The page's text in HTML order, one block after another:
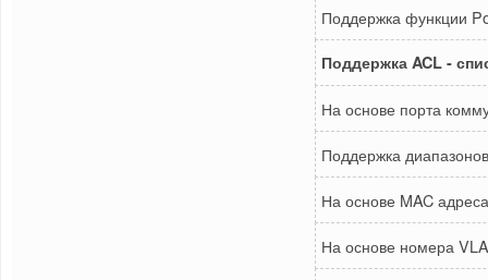
Поддержка функции
Поддержка ACL -
На основе порта
Поддержка
На основе MAC
На основе номера